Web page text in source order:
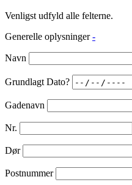
Venligst udfyld alle felterne.
Generelle oplysninger -
Navn
Grundlagt Dato?
Gadenavn
Nr.
Dør
Postnummer